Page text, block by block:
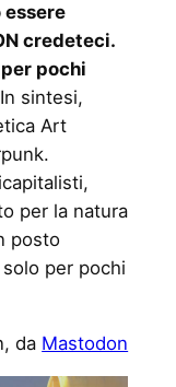
essere
credeteci.
pochi
In sintesi,
Art
per la natura
posto
per pochi
da Mastodon